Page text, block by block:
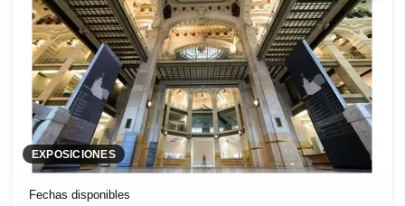
EXPOSICIONES
Fechas disponibles